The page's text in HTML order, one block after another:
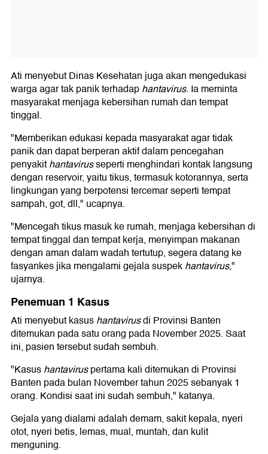
Ati menyebut Dinas Kesehatan juga akan mengedukasi
warga agar tak panik terhadaphantavirus. Ia meminta
masyarakat menjaga kebersihan rumah dan tempat
tinggal.
"Memberikan edukasi kepada masyarakat agar tidak
panik dan dapat berperan aktif dalam pencegahan
penyakithantavirusseperti menghindari kontak langsung
dengan reservoir, yaitu tikus, termasuk kotorannya, serta
lingkungan yang berpotensi tercemar seperti tempat
sampah, got, dll," ucapnya.
"Mencegah tikus masuk ke rumah, menjaga kebersihan di
tempat tinggal dan tempat kerja, menyimpan makanan
dengan aman dalam wadah tertutup, segera datang ke
fasyankes jika mengalami gejala suspekhantavirus,"
ujarnya.
Penemuan 1 Kasus
Ati menyebut kasushantavirusdi Provinsi Banten
ditemukan pada satu orang pada November 2025. Saat
ini, pasien tersebut sudah sembuh.
"Kasushantaviruspertama kali ditemukan di Provinsi
Banten pada bulan November tahun 2025 sebanyak 1
orang. Kondisi saat ini sudah sembuh," katanya.
Gejala yang dialami adalah demam, sakit kepala, nyeri
otot, nyeri betis, lemas, mual, muntah, dan kulit
menguning.